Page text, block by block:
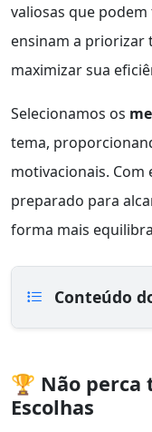
valiosas que
ensinam a priorizar
maximizar sua
Selecionamos os
tema,
motivacionais. Com
preparado para
forma mais
Conteúdo
🏆 Não perca
Escolhas